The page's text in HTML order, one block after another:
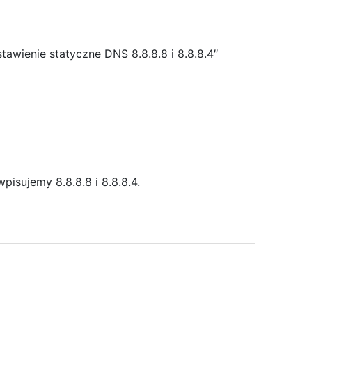
statyczne DNS 8.8.8.8 i 8.8.8.4″
8.8.8.8 i 8.8.8.4.